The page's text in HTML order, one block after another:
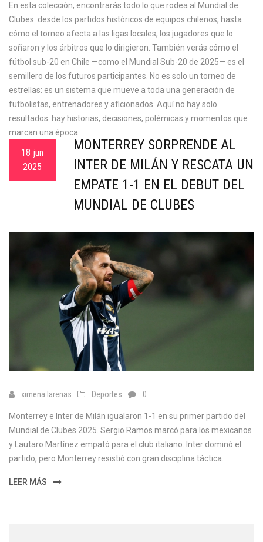
En esta colección, encontrarás todo lo que rodea al Mundial de
Clubes: desde los partidos históricos de equipos chilenos, hasta
cómo el torneo afecta a las ligas locales, los jugadores que lo
soñaron y los árbitros que lo dirigieron. También verás cómo el
fútbol sub-20 en Chile —como el Mundial Sub-20 de 2025— es el
semillero de los futuros participantes. No es solo un torneo de
estrellas: es un sistema que mueve a toda una generación de
futbolistas, entrenadores y aficionados. Aquí no hay solo
resultados: hay historias, decisiones, polémicas y momentos que
marcan una época.
18 jun
2025
MONTERREY SORPRENDE AL
INTER DE MILÁN Y RESCATA UN
EMPATE 1-1 EN EL DEBUT DEL
MUNDIAL DE CLUBES
ximena larenas Deportes 0
Monterrey e Inter de Milán igualaron 1-1 en su primer partido del
Mundial de Clubes 2025. Sergio Ramos marcó para los mexicanos
y Lautaro Martínez empató para el club italiano. Inter dominó el
partido, pero Monterrey resistió con gran disciplina táctica.
LEER MÁS